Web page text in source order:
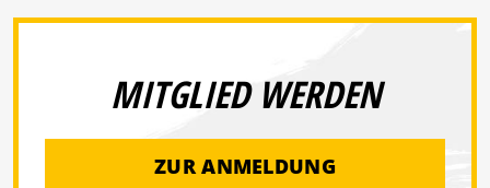
MITGLIED WERDEN
ZUR ANMELDUNG